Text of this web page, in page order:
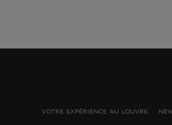
VOTRE EXPÉRIENCE AU LOUVRE